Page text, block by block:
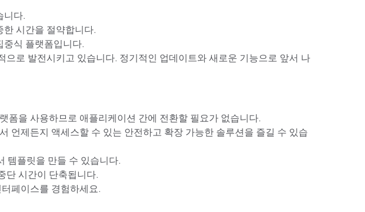
니다.
시간을 절약합니다.
중식 플랫폼입니다.
로 발전시키고 있습니다. 정기적인 업데이트와 새로운 기능으로 앞서 나
폼을 사용하므로 애플리케이션 간에 전환할 필요가 없습니다.
언제든지 액세스할 수 있는 안전하고 확장 가능한 솔루션을 즐길 수 있습
템플릿을 만들 수 있습니다.
단 시간이 단축됩니다.
페이스를 경험하세요.